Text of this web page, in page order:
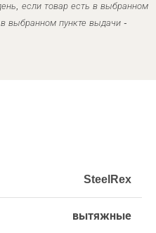
если товар есть в выбранном
выбранном пункте выдачи -
SteelRex
вытяжные